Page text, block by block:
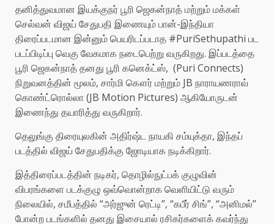
தனித்துவமான இயக்குநர் பூரி ஜெகன்நாத் மற்றும் மக்கள்
செல்வன் விஜய் சேதுபதி இணையும் பான்-இந்தியா
திரைப்படமான இன்னும் பெயரிடப்படாத #PuriSethupathi பட
படப்பிடிப்பு வெகு வேகமாக நடைபெற்று வருகிறது. இப்படத்தை
பூரி ஜெகன்நாத் தனது பூரி கனெக்ட்ஸ், (Puri Connects)
நிறுவனத்தின் மூலம், சார்மி கௌர் மற்றும் JB நாராயணராவ்
கொண்ட்ரொல்லா (JB Motion Pictures) ஆகியோருடன்
இணைந்து தயாரித்து வருகிறார்.
தெலுங்கு திரையுலகின் அதிர்ஷ்ட நாயகி சம்யுக்தா, இந்தப்
படத்தில் விஜய் சேதுபதிக்கு ஜோடியாக நடிக்கிறார்.
இத்திரைப்படத்தின் நடிகர், தொழில்நுட்பக் குழுவின்
விபரங்களை படக்குழு ஒவ்வொன்றாக வெளியிட்டு வரும்
நிலையில், சமீபத்தில் “அர்ஜுன் ரெட்டி”, “கபீர் சிங்”, “அனிமல்”
போன்ற படங்களில் தனது இசையால் ரசிகர்களைக் கவர்ந்து